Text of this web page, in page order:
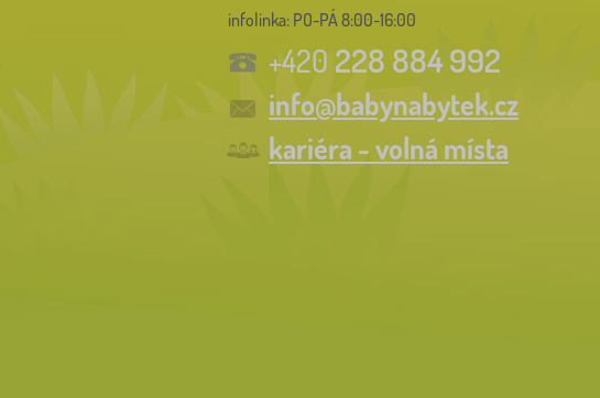
infolinka: PO-PÁ 8:00-16:00
+420 228 884 992
info@babynabytek.cz
kariéra - volná místa